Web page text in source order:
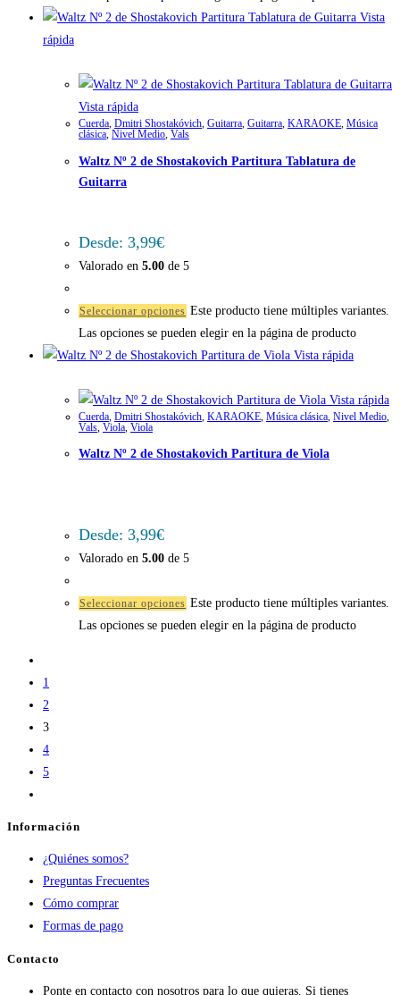
Vista
rápida
Vista rápida
Cuerda, Dmitri Shostakóvich, Guitarra, Guitarra, KARAOKE, Música
clásica, Nivel Medio, Vals
Waltz Nº 2 de Shostakovich Partitura Tablatura de
Guitarra
Desde: 3,99€
Valorado en 5.00 de 5
Seleccionar opciones Este producto tiene múltiples variantes.
Las opciones se pueden elegir en la página de producto
Vista rápida
Vista rápida
Cuerda Dmitri Shostakóvich KARAOKE Música clásica Nivel Medio
Vals Viola Viola
Waltz Nº 2 de Shostakovich Partitura de Viola
Desde: 3,99€
Valorado en 5.00 de 5
Seleccionar opciones Este producto tiene múltiples variantes.
Las opciones se pueden elegir en la página de producto
1
2
3
4
5
Información
¿Quiénes somos?
Preguntas Frecuentes
Cómo comprar
Formas de pago
Contacto
Ponte en contacto con nosotros para lo que quieras. Si tienes